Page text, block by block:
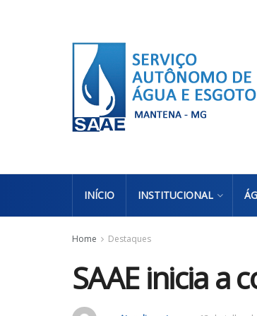
INÍCIO INSTITUCIONAL
Home Destaques
SAAE inicia a